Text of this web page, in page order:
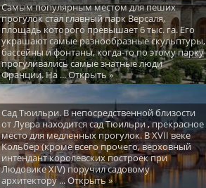
Самым популярным местом для пеших
прогулок стал главный парк Версаля,
площадь которого превышает 6 тыс. га. Его
украшают самые разнообразные скульптуры,
бассейны и фонтаны, когда-то по этому парку
прогуливались самые знатные люди
Франции. На ... Открыть »
Сад Тюильри. В непосредственной близости
от Лувра находится сад Тюильри , прекрасное
место для медленных прогулок. В XVII веке
Кольбер (кроме всего прочего, верховный
интендант королевских построек при
Людовике XIV) поручил садовому
архитектору ... Открыть »